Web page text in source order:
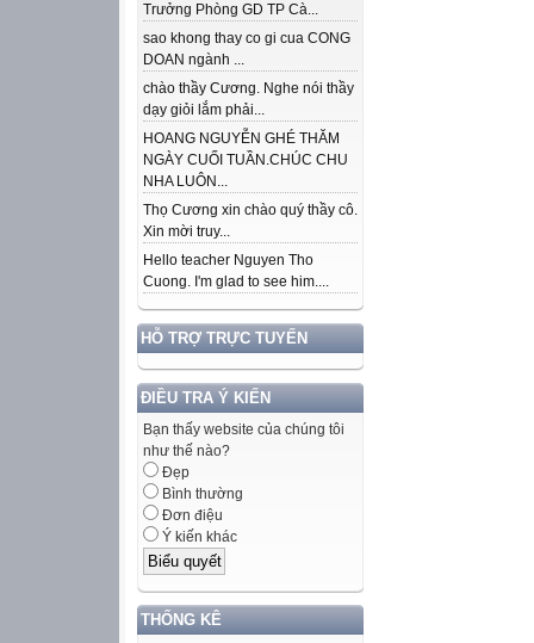
Trưởng Phòng GD TP Cà...
sao khong thay co gi cua CONG
DOAN ngành ...
chào thầy Cương. Nghe nói thầy
dạy giỏi lắm phải...
HOANG NGUYỄN GHÉ THĂM
NGÀY CUỐI TUẦN.CHÚC CHU
NHA LUÔN...
Thọ Cương xin chào quý thầy cô.
Xin mời truy...
Hello teacher Nguyen Tho
Cuong. I'm glad to see him....
HỖ TRỢ TRỰC TUYẾN
ĐIỀU TRA Ý KIẾN
Bạn thấy website của chúng tôi
như thế nào?
Đẹp
Bình thường
Đơn điệu
Ý kiến khác
THỐNG KÊ